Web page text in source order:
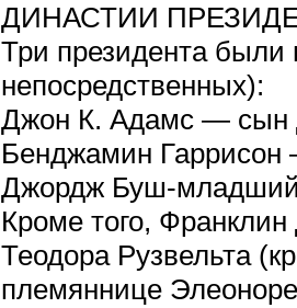
ДИНАСТИИ
Три президента были
непосредственных):
Джон К. Адамс — сын
Бенджамин Гаррисон
Джордж Буш-
Кроме того,
Теодора Рузвельта
племяннице